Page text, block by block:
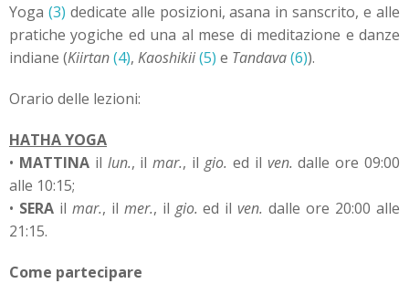
Yoga (3) dedicate alle posizioni, asana in sanscrito, e alle
pratiche yogiche ed una al mese di meditazione e danze
indiane (Kiirtan(4), Kaoshikii(5) e Tandava(6)).
Orario delle lezioni:
HATHA YOGA
• MATTINAil lun., ilmar., il gio. ed il ven. dalle ore 09:00
alle 10:15;
• SERAil mar., il mer., il gio. ed ilven. dalle ore 20:00 alle
21:15.
Come partecipare